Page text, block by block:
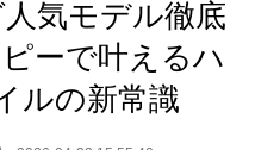
気モデル徹底
ーで叶えるハ
ルの新常識